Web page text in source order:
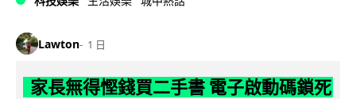
Lawton 1 日
家長無得慳錢買二手書 電子啟動碼鎖死